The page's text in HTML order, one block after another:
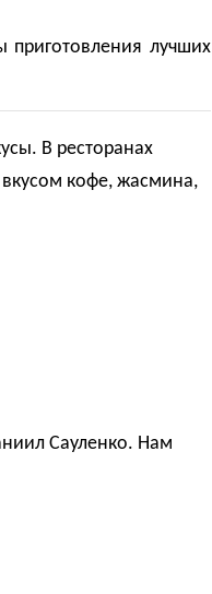
приготовления лучших
В ресторанах
кофе, жасмина,
Сауленко. Нам